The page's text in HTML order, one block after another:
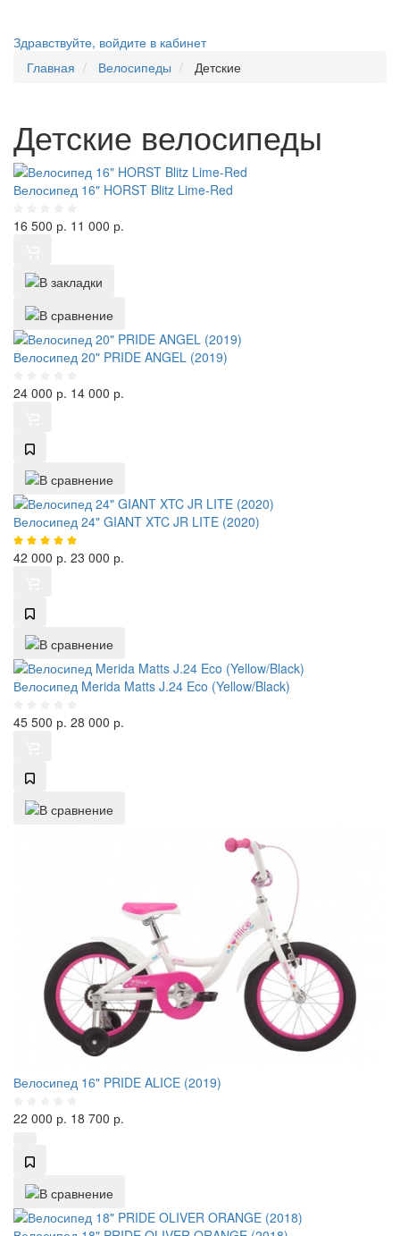
Здравствуйте, войдите в кабинет
Главная
Велосипеды Детские
Детские велосипеды
Велосипед 16" HORST Blitz Lime-Red
16 500 р. 11 000 р.
Велосипед 20" PRIDE ANGEL (2019)
24 000 р. 14 000 р.
Велосипед 24" GIANT XTC JR LITE (2020)
42 000 р. 23 000 р.
Велосипед Merida Matts J.24 Eco (Yellow/Black)
45 500 р. 28 000 р.
Велосипед 16" PRIDE ALICE (2019)
22 000 р. 18 700 р.